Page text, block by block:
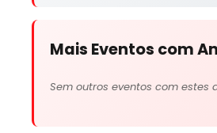
Mais Eventos com
Sem outros eventos com estes